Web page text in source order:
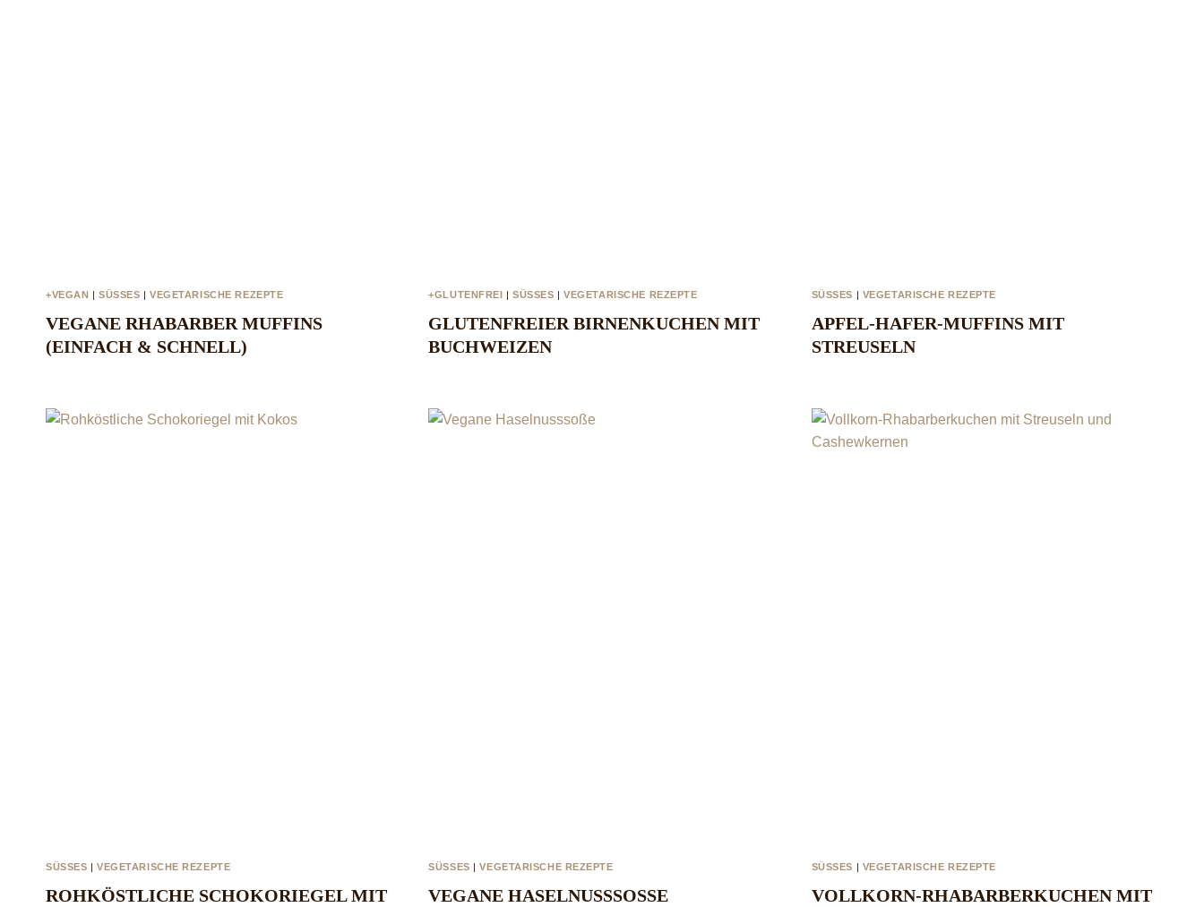
+VEGAN |SÜSSES |VEGETARISCHE REZEPTE
VEGANE RHABARBER MUFFINS
(EINFACH & SCHNELL)
+GLUTENFREI |SÜSSES |VEGETARISCHE REZEPTE
GLUTENFREIER BIRNENKUCHEN MIT
BUCHWEIZEN
SÜSSES | VEGETARISCHE REZEPTE
APFEL-HAFER-MUFFINS MIT
STREUSELN
SÜSSES |VEGETARISCHE REZEPTE
ROHKÖSTLICHE SCHOKORIEGEL MIT
SÜSSES |VEGETARISCHE REZEPTE
VEGANE HASELNUSSSOSSE
SÜSSES | VEGETARISCHE REZEPTE
VOLLKORN-RHABARBERKUCHEN MIT